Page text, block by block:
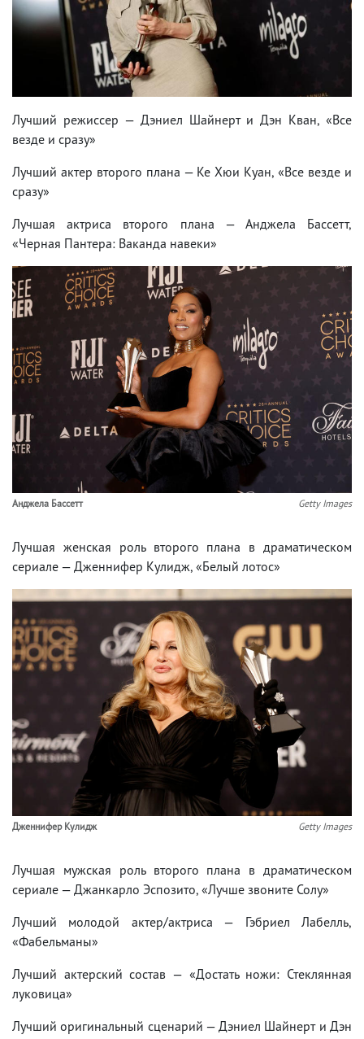
Лучший режиссер — Дэниел Шайнерт и Дэн Кван, «Все
везде и сразу»
Лучший актер второго плана — Ке Хюи Куан, «Все везде и
сразу»
Лучшая актриса второго плана — Анджела Бассетт,
«Черная Пантера: Ваканда навеки»
Анджела Бассетт Getty Images
Лучшая женская роль второго плана в драматическом
сериале — Дженнифер Кулидж, «Белый лотос»
Дженнифер Кулидж Getty Images
Лучшая мужская роль второго плана в драматическом
сериале — Джанкарло Эспозито, «Лучше звоните Солу»
Лучший молодой актер/актриса — Гэбриел Лабелль,
«Фабельманы»
Лучший актерский состав — «Достать ножи: Стеклянная
луковица»
Лучший оригинальный сценарий — Дэниел Шайнерт и Дэн